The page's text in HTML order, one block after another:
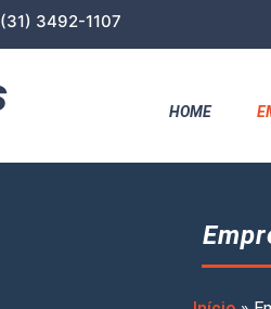
(31) 3492-1107
HOME